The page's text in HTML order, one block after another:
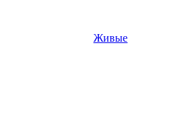
Живые